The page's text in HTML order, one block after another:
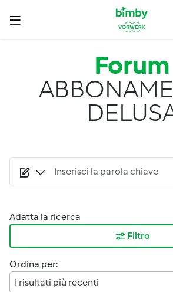
Salta al contenuto principale
Forum
Adatta la ricerca
Filtro
Ordina per:
I risultati più recenti